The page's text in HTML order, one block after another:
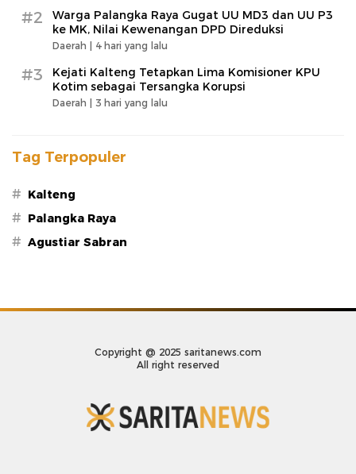
#2
Warga Palangka Raya Gugat UU MD3 dan UU P3
ke MK, Nilai Kewenangan DPD Direduksi
Daerah | 4 hari yang lalu
#3
Kejati Kalteng Tetapkan Lima Komisioner KPU
Kotim sebagai Tersangka Korupsi
Daerah | 3 hari yang lalu
Tag Terpopuler
# Kalteng
# Palangka Raya
# Agustiar Sabran
Copyright @ 2025 saritanews.com
All right reserved